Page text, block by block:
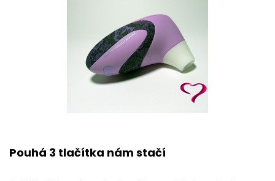
Pouhá 3 tlačítka nám stačí